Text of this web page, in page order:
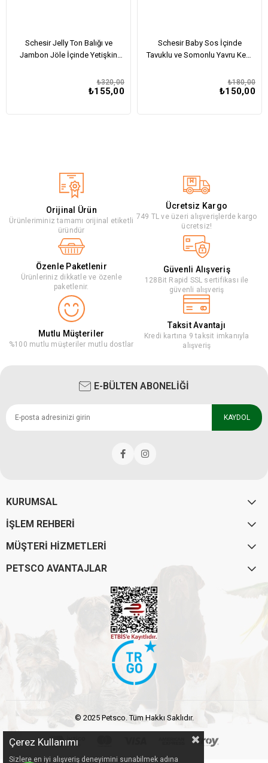
Schesir Jelly Ton Balığı ve
Jambon Jöle İçinde Yetişkin
₺155,00
₺320,00
Schesir Baby Sos İçinde
Tavuklu ve Somonlu Yavru Kedi
₺150,00
₺180,00
Orijinal Ürün
Ürünleriminiz tamamı orijinal etiketli
üründür
Ücretsiz Kargo
749 TL ve üzeri alışverişlerde kargo
ücretsiz!
Özenle Paketlenir
Ürünleriniz dikkatle ve özenle
paketlenir.
Güvenli Alışveriş
128Bit Rapid SSL sertifikası ile
güvenli alışveriş
Mutlu Müşteriler
%100 mutlu müşteriler mutlu dostlar
Taksit Avantajı
Kredi kartına 9 taksit imkanıyla
alışveriş
E-BÜLTEN ABONELİĞİ
KAYDOL
KURUMSAL
İŞLEM REHBERİ
MÜŞTERİ HİZMETLERİ
PETSCO AVANTAJLAR
© 2025 Petsco. Tüm Hakkı Saklıdır.
Çerez Kullanımı
Sizlere en iyi alışveriş deneyimini sunabilmek adına